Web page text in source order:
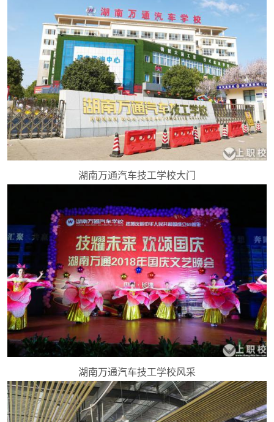
湖南万通汽车技工学校大门
湖南万通汽车技工学校风采